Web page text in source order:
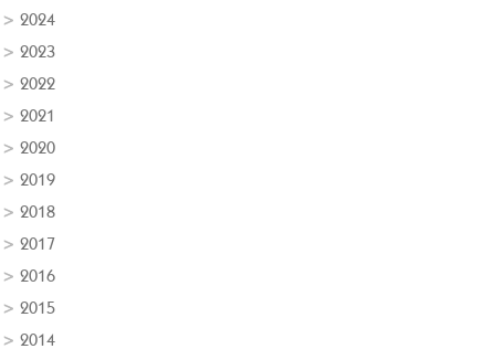
2024
2023
2022
2021
2020
2019
2018
2017
2016
2015
2014